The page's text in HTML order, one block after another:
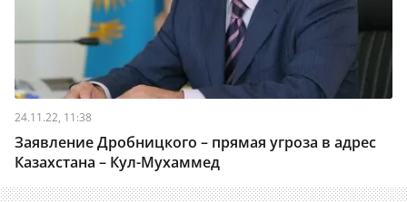
24.11.22, 11:38
Заявление Дробницкого – прямая угроза в адрес
Казахстана – Кул-Мухаммед